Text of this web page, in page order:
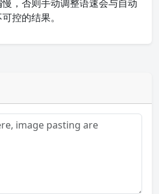
，否则手动调整语速会与自动
控的结果。